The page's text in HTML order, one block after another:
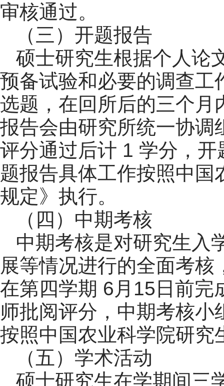
审核通过。
（三）开题报告
硕士研究生根据个人论
预备试验和必要的调查工
选题，在回所后的三个月
报告会由研究所统一协调
评分通过后计 1 学分，
题报告具体工作按照中
规定》执行。
（四）中期考核
中期考核是对研究生入
展等情况进行的全面考
在第四学期 6月15日前完
师批阅评分，中期考核
按照中国农业科学院研究
（五）学术活动
硕士研究生在学期间三